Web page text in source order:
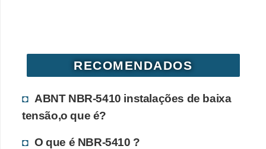
RECOMENDADOS
ABNT NBR-5410 instalações de baixa
tensão,o que é?
O que é NBR-5410 ?